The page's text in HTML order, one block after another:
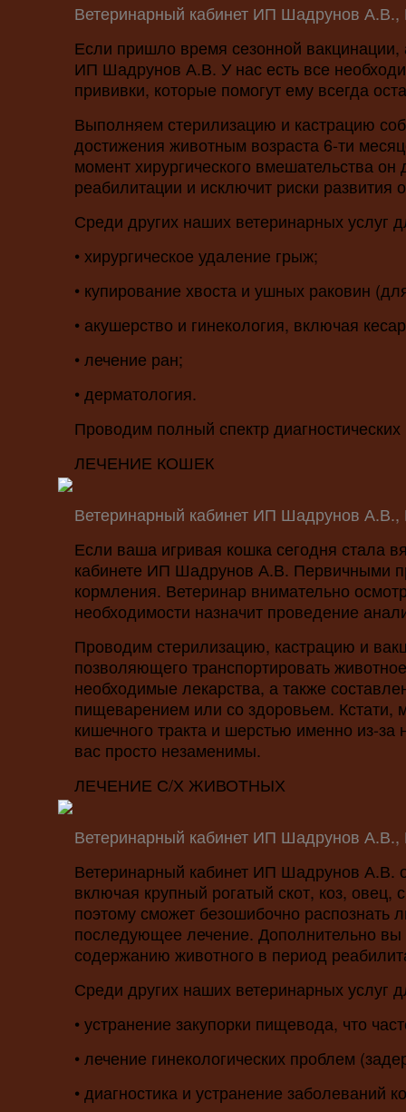
Ветеринарный кабинет ИП Шадрунов А.В.,
Если пришло время сезонной
ИП Шадрунов А.В. У нас есть все
прививки, которые помогут ему всегда
Выполняем стерилизацию и кастрацию
достижения животным возраста 6-ти
момент хирургического вмешательства
реабилитации и исключит риски развития
Среди других наших ветеринарных услуг
• хирургическое удаление грыж;
• купирование хвоста и ушных раковин
• акушерство и гинекология, включая
• лечение ран;
• дерматология.
Проводим полный спектр
ЛЕЧЕНИЕ КОШЕК
Ветеринарный кабинет ИП Шадрунов А.В.,
Если ваша игривая кошка сегодня стала
кабинете ИП Шадрунов А.В. Первичными
кормления. Ветеринар внимательно
необходимости назначит проведение
Проводим стерилизацию, кастрацию и
позволяющего транспортировать
необходимые лекарства, а также
пищеварением или со здоровьем. Кстати,
кишечного тракта и шерстью именно из-
вас просто незаменимы.
ЛЕЧЕНИЕ С/Х ЖИВОТНЫХ
Ветеринарный кабинет ИП Шадрунов А.В.,
Ветеринарный кабинет ИП Шадрунов А.В.
включая крупный рогатый скот, коз,
поэтому сможет безошибочно распознать
последующее лечение. Дополнительно
содержанию животного в период
Среди других наших ветеринарных услуг
• устранение закупорки пищевода, что
• лечение гинекологических проблем
• диагностика и устранение заболеваний